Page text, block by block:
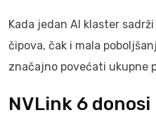
Kada jedan AI klaster
čipova, čak i mala
značajno povećati ukupne
NVLink 6